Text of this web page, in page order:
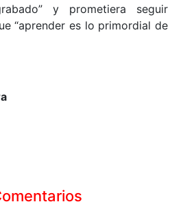
y prometiera seguir
“aprender es lo primordial de